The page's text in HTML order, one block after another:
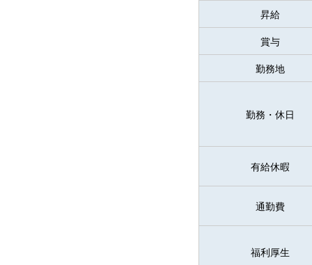
昇給
賞与
勤務地
勤務・休日
有給休暇
通勤費
福利厚生